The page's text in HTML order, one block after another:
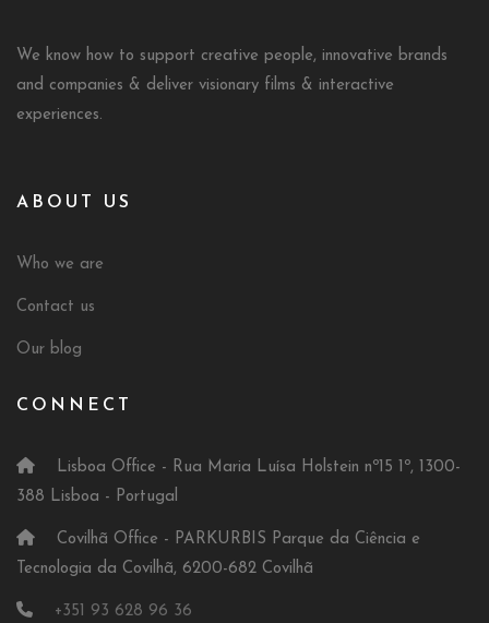
We know how to support creative people, innovative brands
and companies & deliver visionary films & interactive
experiences.
ABOUT US
Who we are
Contact us
Our blog
CONNECT
Lisboa Office - Rua Maria Luísa Holstein nº15 1º, 1300-
388 Lisboa - Portugal
Covilhã Office - PARKURBIS Parque da Ciência e
Tecnologia da Covilhã, 6200-682 Covilhã
+351 93 628 96 36